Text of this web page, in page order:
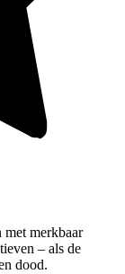
merkbaar
– als de
dood.